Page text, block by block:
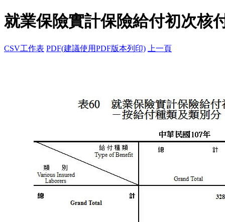
就業保險實計保險給付初次核
CSV工作表 PDF(建議使用PDF版本列印) 上一頁